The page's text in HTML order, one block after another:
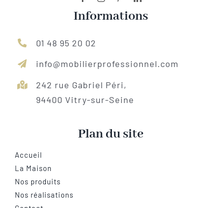
Informations
01 48 95 20 02
info@mobilierprofessionnel.com
242 rue Gabriel Péri,
94400 Vitry-sur-Seine
Plan du site
Accueil
La Maison
Nos produits
Nos réalisations